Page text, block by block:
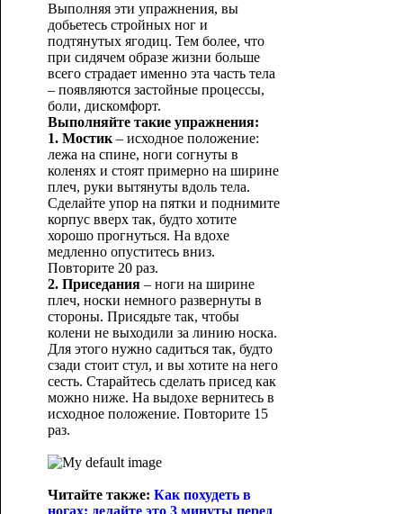
Выполняя эти упражнения, вы
добьетесь стройных ног и
подтянутых ягодиц. Тем более, что
при сидячем образе жизни больше
всего страдает именно эта часть тела
– появляются застойные процессы,
боли, дискомфорт.
Выполняйте такие упражнения:
1. Мостик– исходное положение:
лежа на спине, ноги согнуты в
коленях и стоят примерно на ширине
плеч, руки вытянуты вдоль тела.
Сделайте упор на пятки и поднимите
корпус вверх так, будто хотите
хорошо прогнуться. На вдохе
медленно опуститесь вниз.
Повторите 20 раз.
2. Приседания– ноги на ширине
плеч, носки немного развернуты в
стороны. Присядьте так, чтобы
колени не выходили за линию носка.
Для этого нужно садиться так, будто
сзади стоит стул, и вы хотите на него
сесть. Старайтесь сделать присед как
можно ниже. На выдохе вернитесь в
исходное положение. Повторите 15
раз.
Читайте также: Как похудеть в
ногах: делайте это 3 минуты перед